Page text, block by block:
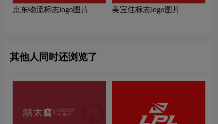
京东物流标志logo图片 美宜佳标志logo图片
其他人同时还浏览了